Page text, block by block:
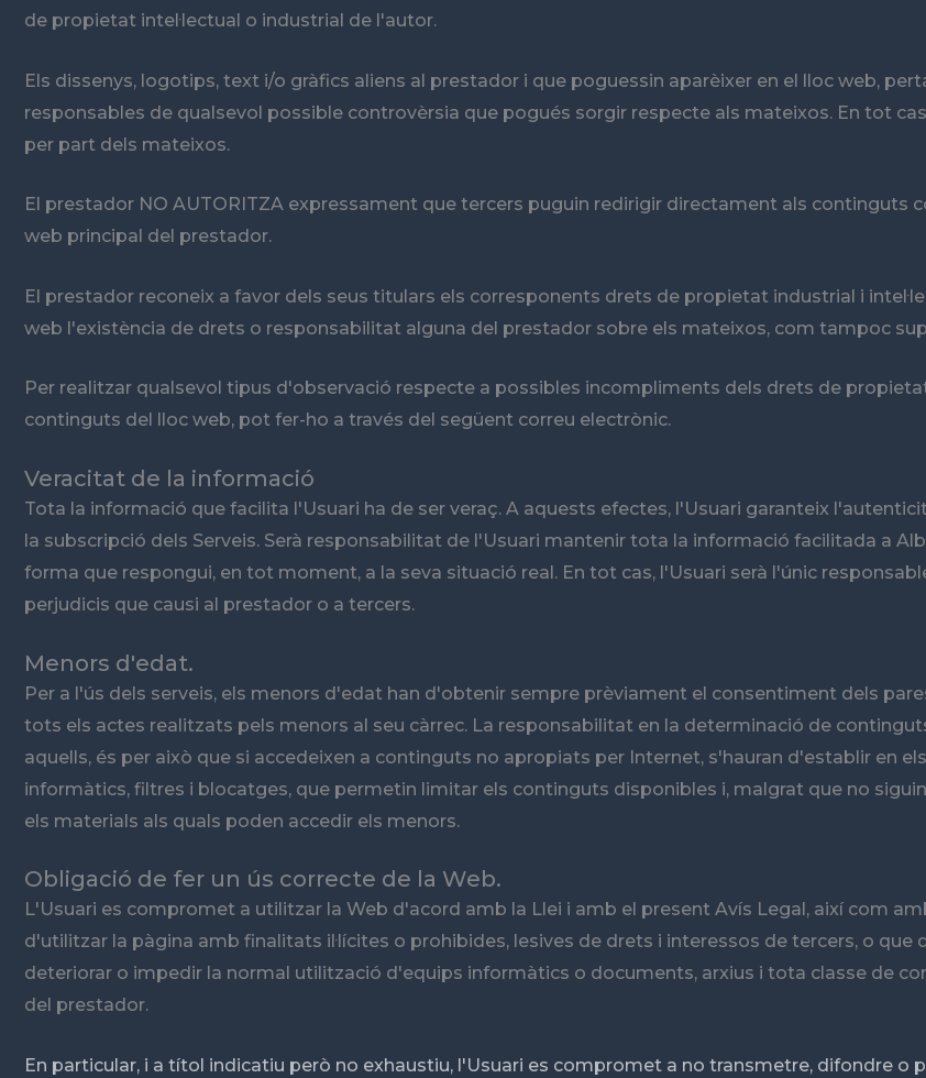
de propietat intel·lectual o industrial de l'autor.
Els dissenys, logotips, text i/o gràfics aliens al prestador i que poguessin aparèixer en el lloc web,
responsables de qualsevol possible controvèrsia que pogués sorgir respecte als mateixos. En tot
per part dels mateixos.
El prestador NO AUTORITZA expressament que tercers puguin redirigir directament als continguts
web principal del prestador.
El prestador reconeix a favor dels seus titulars els corresponents drets de propietat industrial i
web l'existència de drets o responsabilitat alguna del prestador sobre els mateixos, com tampoc
Per realitzar qualsevol tipus d'observació respecte a possibles incompliments dels drets de
continguts del lloc web, pot fer-ho a través del següent correu electrònic.
Veracitat de la informació
Tota la informació que facilita l'Usuari ha de ser veraç. A aquests efectes, l'Usuari garanteix
la subscripció dels Serveis. Serà responsabilitat de l'Usuari mantenir tota la informació facilitada a
forma que respongui, en tot moment, a la seva situació real. En tot cas, l'Usuari serà l'únic
perjudicis que causi al prestador o a tercers.
Menors d'edat.
Per a l'ús dels serveis, els menors d'edat han d'obtenir sempre prèviament el consentiment dels
tots els actes realitzats pels menors al seu càrrec. La responsabilitat en la determinació de
aquells, és per això que si accedeixen a continguts no apropiats per Internet, s'hauran d'establir en
informàtics, filtres i blocatges, que permetin limitar els continguts disponibles i, malgrat que no
els materials als quals poden accedir els menors.
Obligació de fer un ús correcte de la Web.
L'Usuari es compromet a utilitzar la Web d'acord amb la Llei i amb el present Avís Legal, així com
d'utilitzar la pàgina amb finalitats il·lícites o prohibides, lesives de drets i interessos de tercers, o
deteriorar o impedir la normal utilització d'equips informàtics o documents, arxius i tota classe de
del prestador.
En particular, i a títol indicatiu però no exhaustiu, l'Usuari es compromet a no transmetre, difondre o